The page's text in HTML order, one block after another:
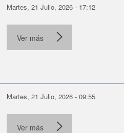
Martes, 21 Julio, 2026 - 17:12
Ver más
Martes, 21 Julio, 2026 - 09:55
Ver más